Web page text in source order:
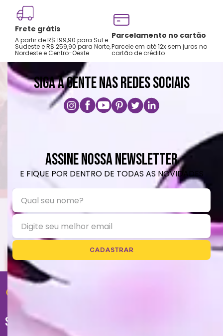
Frete grátis
A partir de R$ 199,90 para Sul e
Sudeste e R$ 259,90 para Norte,
Nordeste e Centro-Oeste
Parcelamento no cartão
Parcele em até 12x sem juros no
cartão de crédito
SIGA A GENTE NAS REDES SOCIAIS
ASSINE NOSSA NEWSLETTER
E FIQUE POR DENTRO DE TODAS AS NOVIDADES
CADASTRAR
SUPORTE